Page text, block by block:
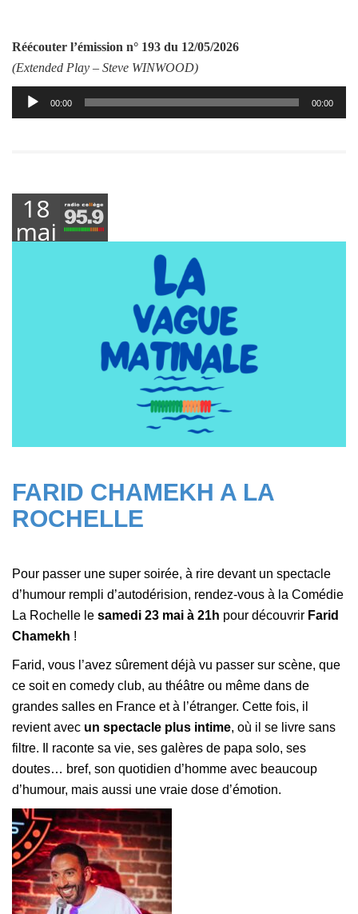
Réécouter l’émission n° 193 du 12/05/2026
(Extended Play – Steve WINWOOD)
Lecteur
audio
00:00 00:00
18
mai
FARID CHAMEKH A LA
ROCHELLE
Pour passer une super soirée, à rire devant un spectacle
d’humour rempli d’autodérision, rendez-vous à la Comédie
La Rochelle le samedi 23 mai à 21h pour découvrir Farid
Chamekh !
Farid, vous l’avez sûrement déjà vu passer sur scène, que
ce soit en comedy club, au théâtre ou même dans de
grandes salles en France et à l’étranger. Cette fois, il
revient avec un spectacle plus intime, où il se livre sans
filtre. Il raconte sa vie, ses galères de papa solo, ses
doutes… bref, son quotidien d’homme avec beaucoup
d’humour, mais aussi une vraie dose d’émotion.